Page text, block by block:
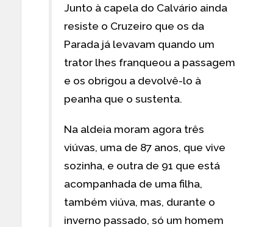
Junto à capela do Calvário ainda
resiste o Cruzeiro que os da
Parada já levavam quando um
trator lhes franqueou a passagem
e os obrigou a devolvê-lo à
peanha que o sustenta.
Na aldeia moram agora três
viúvas, uma de 87 anos, que vive
sozinha, e outra de 91 que está
acompanhada de uma filha,
também viúva, mas, durante o
inverno passado, só um homem